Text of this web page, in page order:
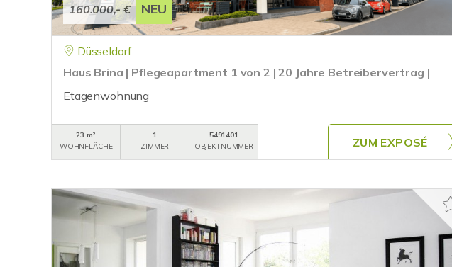
160.000,- € NEU
Düsseldorf
Haus Brina | Pflegeapartment 1 von 2 | 20 Jahre Betreibervertrag |
Etagenwohnung
23 m²
WOHNFLÄCHE
1
ZIMMER
5491401
OBJEKTNUMMER
ZUM EXPOSÉ